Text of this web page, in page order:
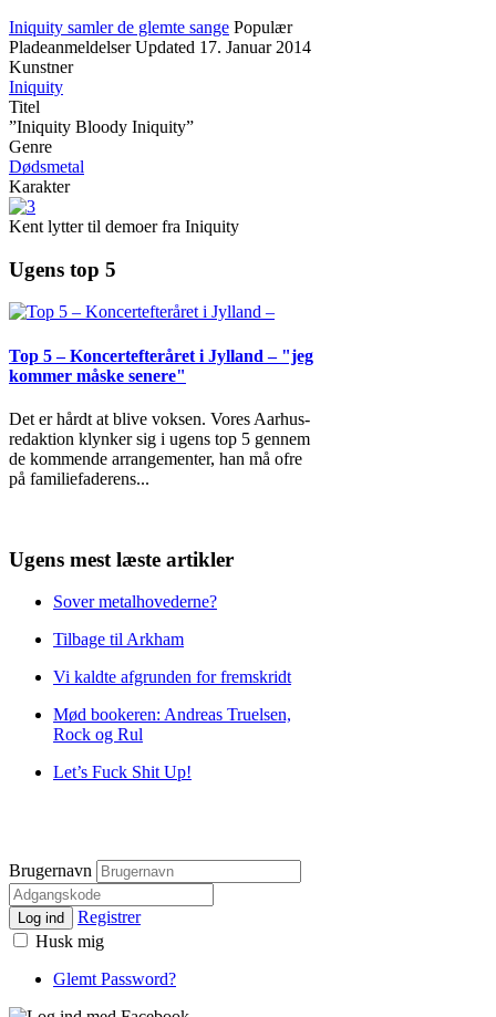
Iniquity samler de glemte sange Populær
Pladeanmeldelser Updated 17. Januar 2014
Kunstner
Iniquity
Titel
”Iniquity Bloody Iniquity”
Genre
Dødsmetal
Karakter
Kent lytter til demoer fra Iniquity
Ugens top 5
Top 5 – Koncertefteråret i Jylland – "jeg
kommer måske senere"
Det er hårdt at blive voksen. Vores Aarhus-
redaktion klynker sig i ugens top 5 gennem
de kommende arrangementer, han må ofre
på familiefaderens...
Ugens mest læste artikler
Sover metalhovederne?
Tilbage til Arkham
Vi kaldte afgrunden for fremskridt
Mød bookeren: Andreas Truelsen,
Rock og Rul
Let’s Fuck Shit Up!
Brugernavn
Log ind
Registrer
Husk mig
Glemt Password?